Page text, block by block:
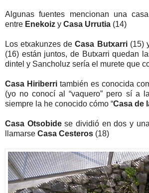
Algunas fuentes mencionan una
entre Enekoiz y Casa Urrutia (14)
Los etxakunzes deCasa Butxarri(15)
(16) están juntos, de Butxarri quedan
dintel y Sancholuz sería el murete que
Casa Hiriberri también es conocida
(yo no conocí al “vaquero” pero sí a
siempre la he conocido cómo “Casa de
Casa Otsobidese dividió en dos y
llamarse Casa Cesteros (18)